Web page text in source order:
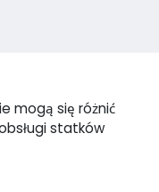
mogą się różnić
statków